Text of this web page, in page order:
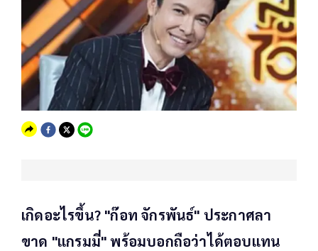
เกิดอะไรขึ้น? "ก๊อท จักรพันธ์" ประกาศลา
ขาด "แกรมมี่" พร้อมบอกถือว่าได้ตอบแทน